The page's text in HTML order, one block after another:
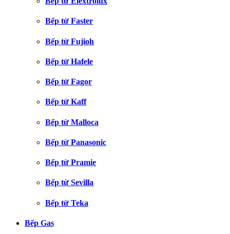
Bếp từ Faster
Bếp từ Fujioh
Bếp từ Hafele
Bếp từ Fagor
Bếp từ Kaff
Bếp từ Malloca
Bếp từ Panasonic
Bếp từ Pramie
Bếp từ Sevilla
Bếp từ Teka
Bếp Gas